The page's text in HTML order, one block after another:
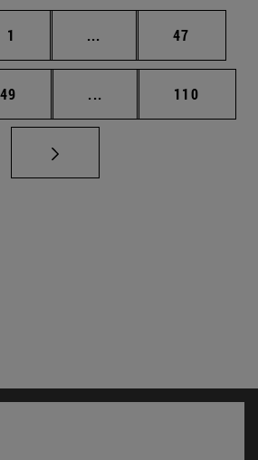
Página
1 ... Páginas intermedias
Página
47
Página
49 ... Páginas intermedias
Página
110